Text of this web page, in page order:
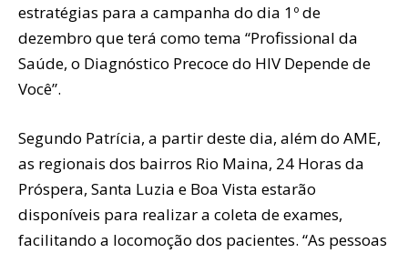
estratégias para a campanha do dia 1º de
dezembro que terá como tema “Profissional da
Saúde, o Diagnóstico Precoce do HIV Depende de
Você”.
Segundo Patrícia, a partir deste dia, além do AME,
as regionais dos bairros Rio Maina, 24 Horas da
Próspera, Santa Luzia e Boa Vista estarão
disponíveis para realizar a coleta de exames,
facilitando a locomoção dos pacientes. “As pessoas